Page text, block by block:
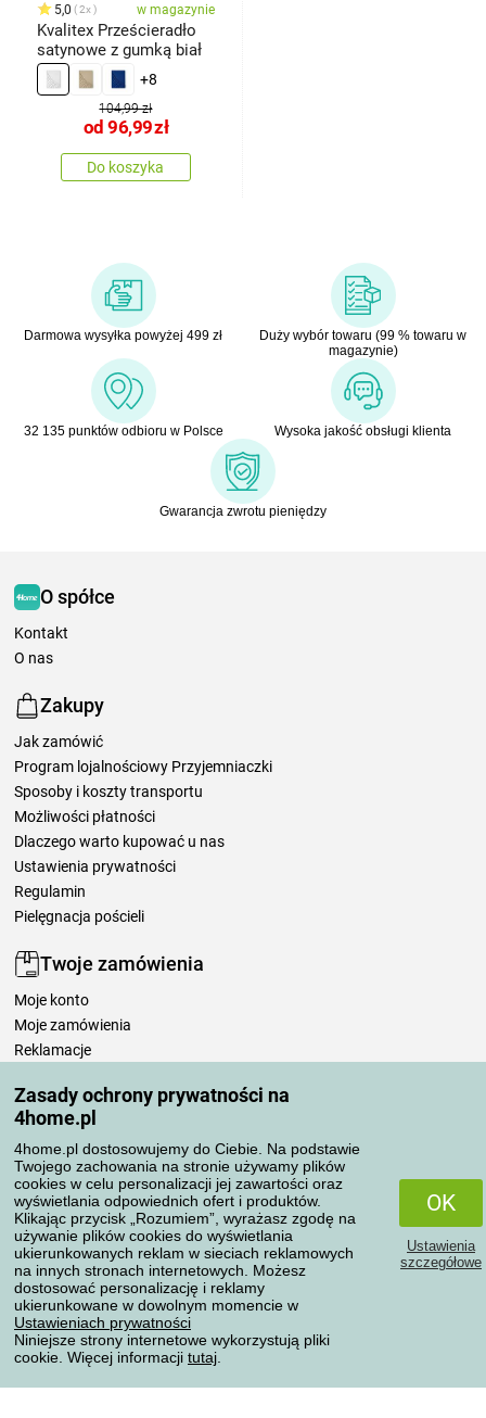
Zasady ochrony prywatności na
4home.pl
4home.pl dostosowujemy do Ciebie. Na podstawie
Twojego zachowania na stronie używamy plików
cookies w celu personalizacji jej zawartości oraz
wyświetlania odpowiednich ofert i produktów.
Klikając przycisk „Rozumiem”, wyrażasz zgodę na
używanie plików cookies do wyświetlania
ukierunkowanych reklam w sieciach reklamowych
na innych stronach internetowych. Możesz
dostosować personalizację i reklamy
ukierunkowane w dowolnym momencie w
Ustawieniach prywatności
Niniejsze strony internetowe wykorzystują pliki
cookie. Więcej informacji tutaj
OK
Ustawienia
szczegółowe
5,0 2x w magazynie
Kvalitex Prześcieradło
satynowe z gumką biał
+8
104,99 zł
od 96,99zł
Do koszyka
Darmowa wysyłka powyżej 499 zł
Duży wybór towaru (99 % towaru w
magazynie)
32 135 punktów odbioru w Polsce Wysoka jakość obsługi klienta
Gwarancja zwrotu pieniędzy
O spółce
Kontakt
O nas
Zakupy
Jak zamówić
Program lojalnościowy Przyjemniaczki
Sposoby i koszty transportu
Możliwości płatności
Dlaczego warto kupować u nas
Ustawienia prywatności
Regulamin
Pielęgnacja pościeli
Twoje zamówienia
Moje konto
Moje zamówienia
Reklamacje
Zasady przetwarzania recenzji
Sposoby transportu
Metody płatności
Niezawodny sklep